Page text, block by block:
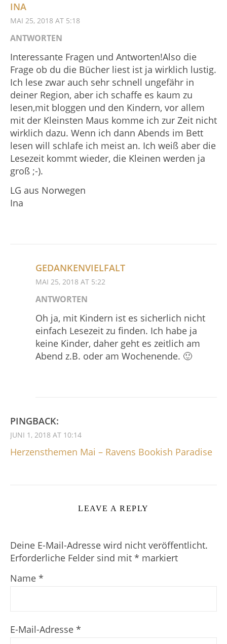
INA
MAI 25, 2018 AT 5:18
ANTWORTEN
Interessante Fragen und Antworten!Also die
Frage ob du die Bücher liest ist ja wirklich lustig.
Ich lese zwar auch sehr schnell ungefähr in
deiner Region, aber ich schaffe es kaum zu
lesen,mit bloggen und den Kindern, vor allem
mit der Kleinsten Maus komme ich zur Zeit nicht
wirklich dazu. Wenn ich dann Abends im Bett
lesen will schlafe ich meist an. Ich weiß aber die
Lesezeit kommt wieder, die Kleinen werden ja
groß ;-).
LG aus Norwegen
Ina
GEDANKENVIELFALT
MAI 25, 2018 AT 5:22
ANTWORTEN
Oh ja, mit Kindern ist es sicherlich nicht
einfach Lesezeit zu finden. Ich habe ja
keine Kinder, daher geht es zeitlich am
Abend z.B. oder am Wochenende. 🙂
PINGBACK:
JUNI 1, 2018 AT 10:14
Herzensthemen Mai – Ravens Bookish Paradise
LEAVE A REPLY
Deine E-Mail-Adresse wird nicht veröffentlicht.
Erforderliche Felder sind mit * markiert
Name *
E-Mail-Adresse *